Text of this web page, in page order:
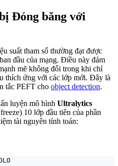
Đóng băng với
suất tham số thường đạt được
đầu của mạng. Điều này đảm
mẽ không đổi trong khi chỉ
thích ứng với các lớp mới. Đây là
tắc PEFT cho object detection.
luyện mô hình Ultralytics
10 lớp đầu tiên của phần
tài nguyên tính toán: